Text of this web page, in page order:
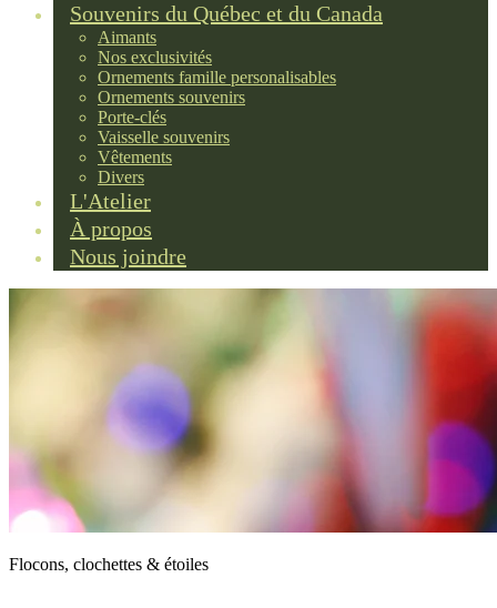
Souvenirs du Québec et du Canada
Aimants
Nos exclusivités
Ornements famille personalisables
Ornements souvenirs
Porte-clés
Vaisselle souvenirs
Vêtements
Divers
L'Atelier
À propos
Nous joindre
Flocons, clochettes & étoiles